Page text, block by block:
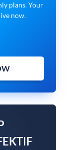
plans. Your
now.